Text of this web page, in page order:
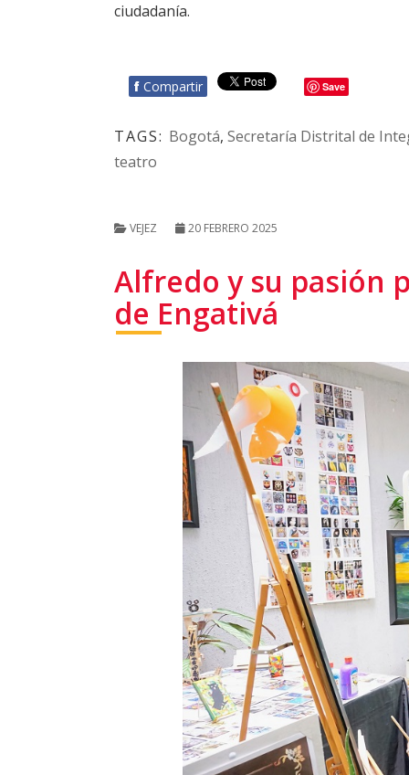
ciudadanía.
f Compartir Save
TAGS: Bogotá, Secretaría Distrital de
teatro
VEJEZ 20 FEBRERO 2025
Alfredo y su pasión
de Engativá